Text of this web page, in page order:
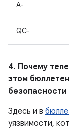
A-
QC-
4. Почему
этом
Здесь и в
уязвимости,